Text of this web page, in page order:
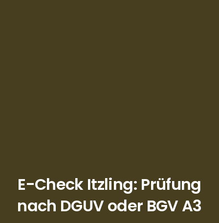
E-Check Itzling: Prüfung
nach DGUV oder BGV A3